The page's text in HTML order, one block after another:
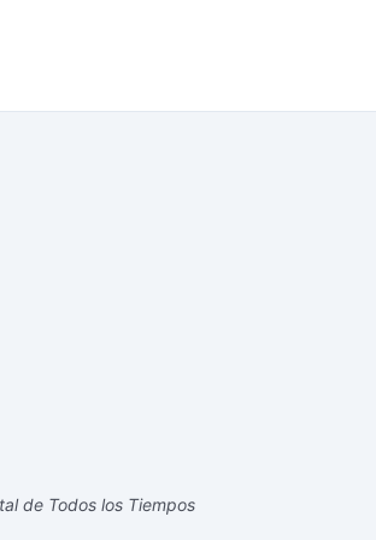
de Todos los Tiempos